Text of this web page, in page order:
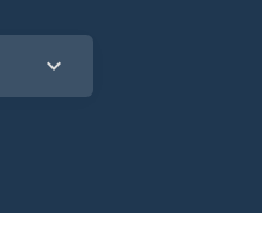
expand_more